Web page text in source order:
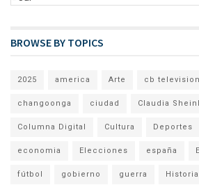
BROWSE BY TOPICS
2025 america Arte cb
changoonga ciudad Claudia
Columna Digital Cultura Deportes
economia Elecciones españa
fútbol gobierno guerra Historia